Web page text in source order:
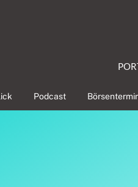
Podcast